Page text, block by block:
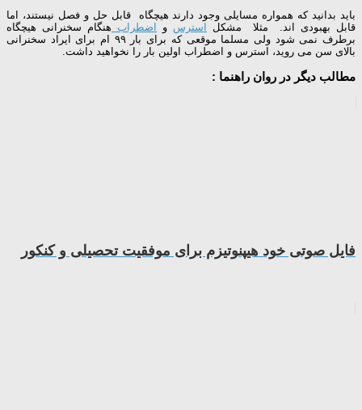
باید بدانید که همواره مسایلی وجود دارند هیچگاه قابل حل و فصل نیستند، اما
قابل بهبودی اند. مثلا مشکل استرس و اضطراب هنگام سخنرانی هیچگاه
برطرف نمی شود ولی مسلما موقعی که برای بار ٩٩ ام برای ایراد سخنرانی
بالای سن می روید، استرس و اضطراب اولین بار را نخواهید داشت.
مطالب دیگر در روان راهنما :
فایل صوتی خود هیپنوتیزم برای موفقیت تحصیلی و کنکور